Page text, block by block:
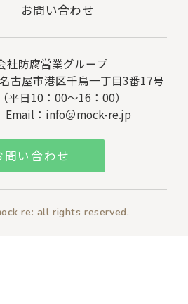
お問い合わせ
社防腐営業グループ
古屋市港区千鳥一丁目3番17号
日10：00～16：00）
Email： info＠mock-re.jp
問い合わせ
re: all rights reserved.